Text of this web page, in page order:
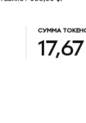
СУММА
17,67